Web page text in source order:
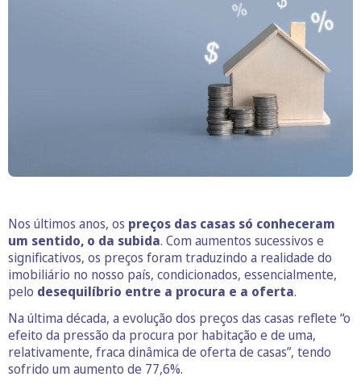
Nos últimos anos, os preços das casas só conheceram
um sentido, o da subida. Com aumentos sucessivos e
significativos, os preços foram traduzindo a realidade do
imobiliário no nosso país, condicionados, essencialmente,
pelo desequilíbrio entre a procura e a oferta.
Na última década, a evolução dos preços das casas reflete “o
efeito da pressão da procura por habitação e de uma,
relativamente, fraca dinâmica de oferta de casas”, tendo
sofrido um aumento de 77,6%.